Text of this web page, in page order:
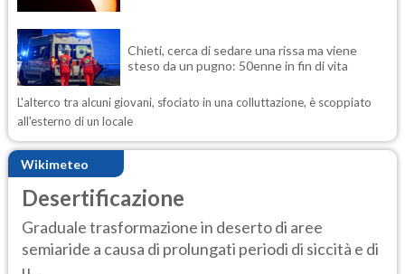
Chieti, cerca di sedare una rissa ma viene
steso da un pugno: 50enne in fin di vita
L'alterco tra alcuni giovani, sfociato in una colluttazione, è scoppiato
all'esterno di un locale
Wikimeteo
Desertificazione
Graduale trasformazione in deserto di aree
semiaride a causa di prolungati periodi di siccità e di